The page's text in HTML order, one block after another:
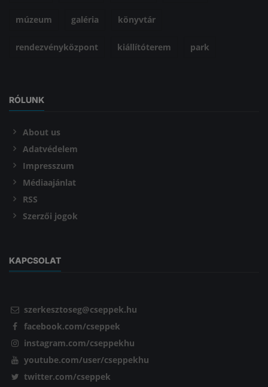
múzeum galéria könyvtár
rendezvényközpont kiállítóterem park
RÓLUNK
About us
Adatvédelem
Impresszum
Médiaajánlat
RSS
Szerzői jogok
KAPCSOLAT
szerkesztoseg@cseppek.hu
facebook.com/cseppek
instagram.com/cseppekhu
youtube.com/user/cseppekhu
twitter.com/cseppek